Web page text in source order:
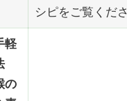
シピをご覧くださ
軽
の